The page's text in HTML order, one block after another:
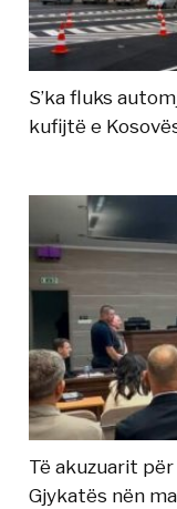
S’ka fluks
kufijtë e
Të akuzuarit
Gjykatës nën